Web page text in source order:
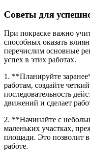
Советы для
При покраске важно
способных оказать
перечислим основные
успех в этих работах.
1. **Планируйте
работам, создайте
последовательность
движений и сделает
2. **Начинайте с
маленьких участках,
площади. Это позволит
работе.